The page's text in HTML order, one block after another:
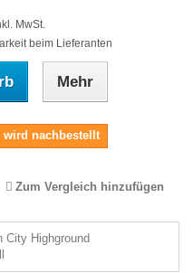
MwSt.
beim Lieferanten
Mehr
nachbestellt
Zum Vergleich hinzufügen